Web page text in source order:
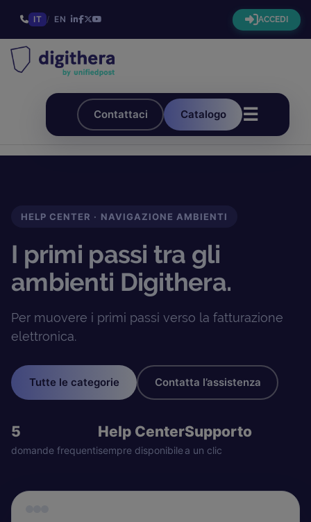
IT / EN ACCEDI
Contattaci Catalogo ☰
HELP CENTER · NAVIGAZIONE AMBIENTI
I primi passi tra gli
ambienti Digithera.
Per muovere i primi passi verso la fatturazione
elettronica.
Tutte le categorie Contatta l’assistenza
5
domande frequenti
Help Center
sempre disponibile
Supporto
a un clic